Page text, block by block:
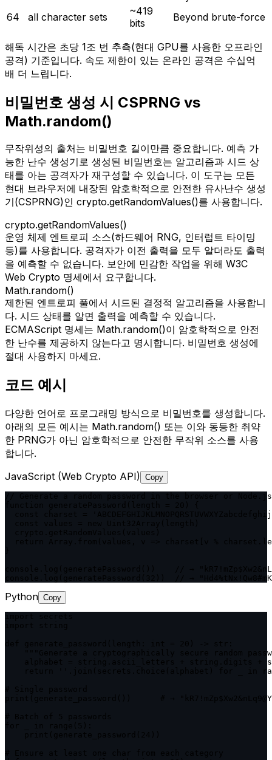
64
all character sets
~419
bits
Beyond brute-force
해독 시간은 초당 1조 번 추측(현대 GPU를 사용한 오프라인
공격) 기준입니다. 속도 제한이 있는 온라인 공격은 수십억
배 더 느립니다.
비밀번호 생성 시 CSPRNG vs
Math.random()
무작위성의 출처는 비밀번호 길이만큼 중요합니다. 예측 가
능한 난수 생성기로 생성된 비밀번호는 알고리즘과 시드 상
태를 아는 공격자가 재구성할 수 있습니다. 이 도구는 모든
현대 브라우저에 내장된 암호학적으로 안전한 유사난수 생성
기(CSPRNG)인 crypto.getRandomValues()를 사용합니다.
crypto.getRandomValues()
운영 체제 엔트로피 소스(하드웨어 RNG, 인터럽트 타이밍
등)를 사용합니다. 공격자가 이전 출력을 모두 알더라도 출력
을 예측할 수 없습니다. 보안에 민감한 작업을 위해 W3C
Web Crypto 명세에서 요구합니다.
Math.random()
제한된 엔트로피 풀에서 시드된 결정적 알고리즘을 사용합니
다. 시드 상태를 알면 출력을 예측할 수 있습니다.
ECMAScript 명세는 Math.random()이 암호학적으로 안전
한 난수를 제공하지 않는다고 명시합니다. 비밀번호 생성에
절대 사용하지 마세요.
코드 예시
다양한 언어로 프로그래밍 방식으로 비밀번호를 생성합니다.
아래의 모든 예시는 Math.random() 또는 이와 동등한 취약
한 PRNG가 아닌 암호학적으로 안전한 무작위 소스를 사용
합니다.
JavaScript (Web Crypto API) Copy
// Generate a random password in the browser or
const charset =
return Array.from(values, v => charset[v %
console.log(generatePassword())    // →
console.log(generatePassword(32))  // →
Python Copy
"""Generate a cryptographically secure random
alphabet = string.ascii_letters + string.digits +
return ''.join(secrets.choice(alphabet) for _ in
print(generate_password())      # →